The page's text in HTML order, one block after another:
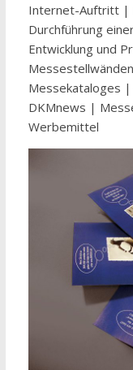
Internet-Auftritt |
Durchführung
Entwicklung und
Messekataloges
DKMnews |
Werbemittel